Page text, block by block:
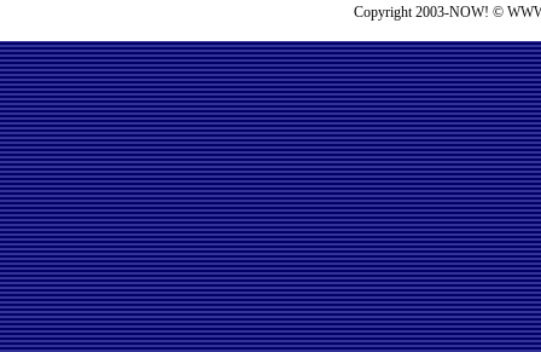
Copyright 2003-NOW! ©